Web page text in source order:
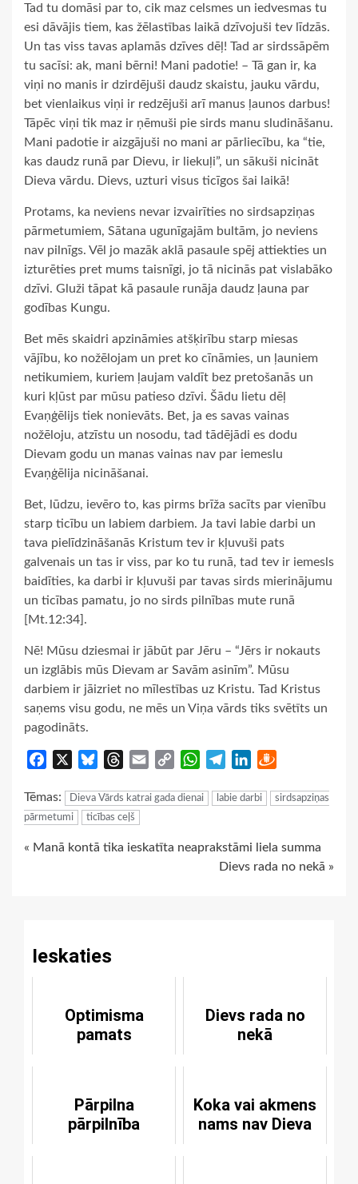
Tad tu domāsi par to, cik maz celsmes un iedvesmas tu
esi dāvājis tiem, kas žēlastības laikā dzīvojuši tev līdzās.
Un tas viss tavas aplamās dzīves dēļ! Tad ar sirdssāpēm
tu sacīsi: ak, mani bērni! Mani padotie! – Tā gan ir, ka
viņi no manis ir dzirdējuši daudz skaistu, jauku vārdu,
bet vienlaikus viņi ir redzējuši arī manus ļaunos darbus!
Tāpēc viņi tik maz ir ņēmuši pie sirds manu sludināšanu.
Mani padotie ir aizgājuši no mani ar pārliecību, ka “tie,
kas daudz runā par Dievu, ir liekuļi”, un sākuši nicināt
Dieva vārdu. Dievs, uzturi visus ticīgos šai laikā!
Protams, ka neviens nevar izvairīties no sirdsapziņas
pārmetumiem, Sātana ugunīgajām bultām, jo neviens
nav pilnīgs. Vēl jo mazāk aklā pasaule spēj attiekties un
izturēties pret mums taisnīgi, jo tā nicinās pat vislabāko
dzīvi. Gluži tāpat kā pasaule runāja daudz ļauna par
godības Kungu.
Bet mēs skaidri apzināmies atšķirību starp miesas
vājību, ko nožēlojam un pret ko cīnāmies, un ļauniem
netikumiem, kuriem ļaujam valdīt bez pretošanās un
kuri kļūst par mūsu patieso dzīvi. Šādu lietu dēļ
Evaņģēlijs tiek nonievāts. Bet, ja es savas vainas
nožēloju, atzīstu un nosodu, tad tādējādi es dodu
Dievam godu un manas vainas nav par iemeslu
Evaņģēlija nicināšanai.
Bet, lūdzu, ievēro to, kas pirms brīža sacīts par vienību
starp ticību un labiem darbiem. Ja tavi labie darbi un
tava pielīdzināšanās Kristum tev ir kļuvuši pats
galvenais un tas ir viss, par ko tu runā, tad tev ir iemesls
baidīties, ka darbi ir kļuvuši par tavas sirds mierinājumu
un ticības pamatu, jo no sirds pilnības mute runā
[Mt.12:34].
Nē! Mūsu dziesmai ir jābūt par Jēru – “Jērs ir nokauts
un izglābis mūs Dievam ar Savām asinīm”. Mūsu
darbiem ir jāizriet no mīlestības uz Kristu. Tad Kristus
saņems visu godu, ne mēs un Viņa vārds tiks svētīts un
pagodināts.
Facebook BlueskyThreads
Email
Copy
WhatsApp
TelegramLinkedIn
Tēmas: Dieva Vārds katrai gada dienai labie darbi
sirdsapziņas
pārmetumi
ticības ceļš
Continue
« Manā kontā tika ieskatīta neaprakstāmi liela summa
Dievs rada no nekā »
Ieskaties
Optimisma
pamats
Dievs rada no
nekā
Pārpilna
pārpilnība
Koka vai akmens
nams nav Dieva